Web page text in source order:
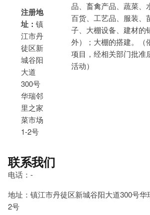
注册地
址： 镇
江市丹
徒区新
城谷阳
大道
300号
华瑞邻
里之家
菜市场
1-2号
品、畜禽产品、蔬菜、
百货、工艺品、服装、
子、大棚设备、建材的
外）；大棚的搭建。（
项目，经相关部门批准
活动）
联系我们
电话：-
地址：镇江市丹徒区新城谷阳大道300号
2号